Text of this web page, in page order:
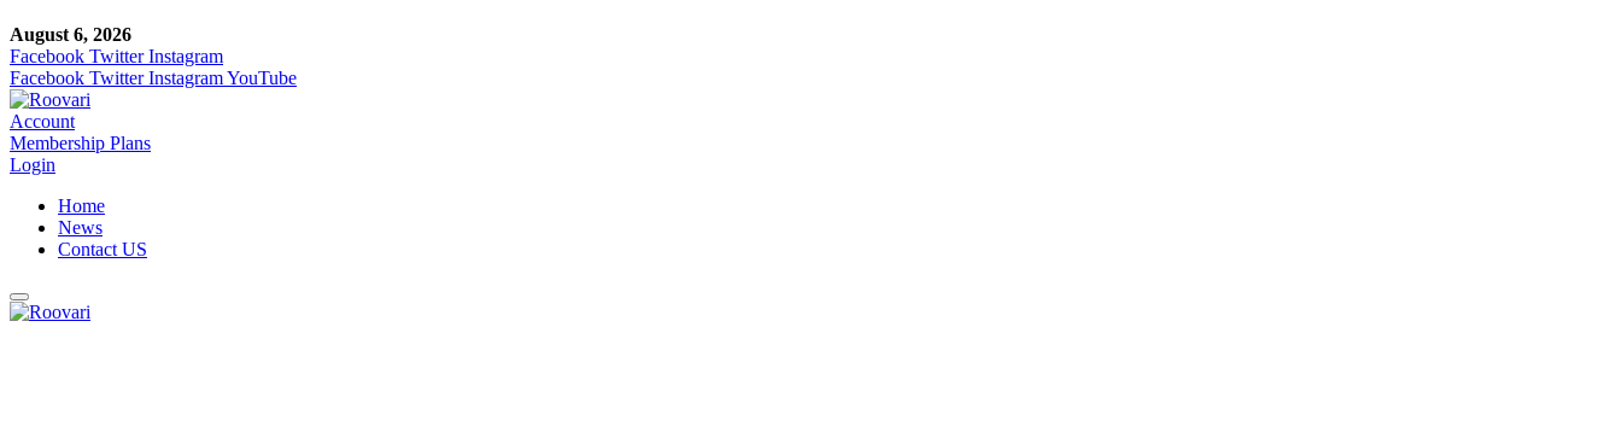
August 6, 2026
Facebook Twitter Instagram
Facebook Twitter InstagramYouTube
Account
Membership Plans
Login
Home
News
Contact US